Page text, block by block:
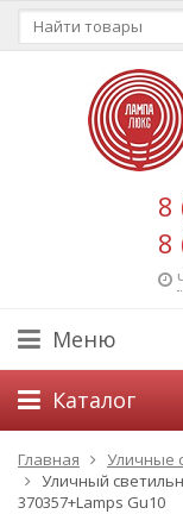
8
8
Меню
Каталог
Главная Уличные
Уличный
370357+Lamps Gu10